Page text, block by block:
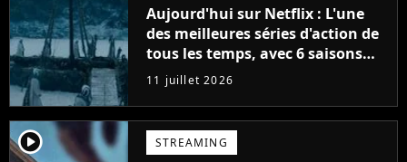
Aujourd'hui sur Netflix : L'une
des meilleures séries d'action de
tous les temps, avec 6 saisons
parfaites
11 juillet 2026
player2 STREAMING